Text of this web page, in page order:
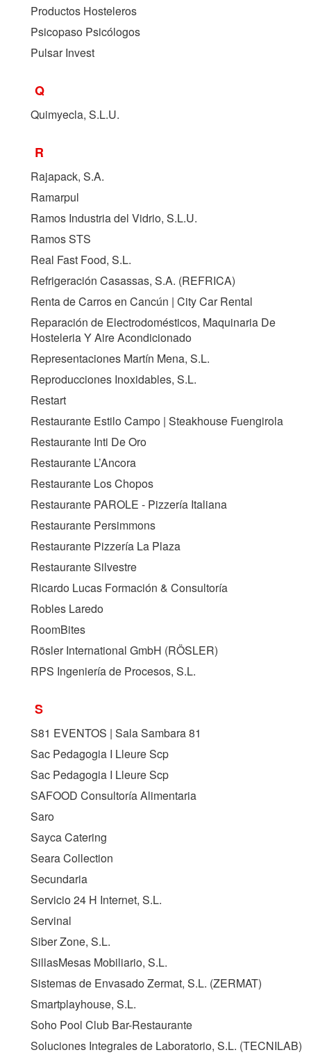
Productos Hosteleros
Psicopaso Psicólogos
Pulsar Invest
Q
Quimyecla, S.L.U.
R
Rajapack, S.A.
Ramarpul
Ramos Industria del Vidrio, S.L.U.
Ramos STS
Real Fast Food, S.L.
Refrigeración Casassas, S.A. (REFRICA)
Renta de Carros en Cancún | City Car Rental
Reparación de Electrodomésticos, Maquinaria De
Hosteleria Y Aire Acondicionado
Representaciones Martín Mena, S.L.
Reproducciones Inoxidables, S.L.
Restart
Restaurante Estilo Campo | Steakhouse Fuengirola
Restaurante Inti De Oro
Restaurante L’Ancora
Restaurante Los Chopos
Restaurante PAROLE - Pizzería Italiana
Restaurante Persimmons
Restaurante Pizzería La Plaza
Restaurante Silvestre
Ricardo Lucas Formación & Consultoría
Robles Laredo
RoomBites
Rösler International GmbH (RÖSLER)
RPS Ingeniería de Procesos, S.L.
S
S81 EVENTOS | Sala Sambara 81
Sac Pedagogia I Lleure Scp
Sac Pedagogia I Lleure Scp
SAFOOD Consultoría Alimentaria
Saro
Sayca Catering
Seara Collection
Secundaria
Servicio 24 H Internet, S.L.
Servinal
Siber Zone, S.L.
SillasMesas Mobiliario, S.L.
Sistemas de Envasado Zermat, S.L. (ZERMAT)
Smartplayhouse, S.L.
Soho Pool Club Bar-Restaurante
Soluciones Integrales de Laboratorio, S.L. (TECNILAB)